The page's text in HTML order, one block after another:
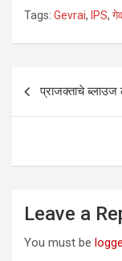
Tags: Gevrai, IPS,
navigation
प्राजक्ताचे ब्लाउज
Leave a
You must be